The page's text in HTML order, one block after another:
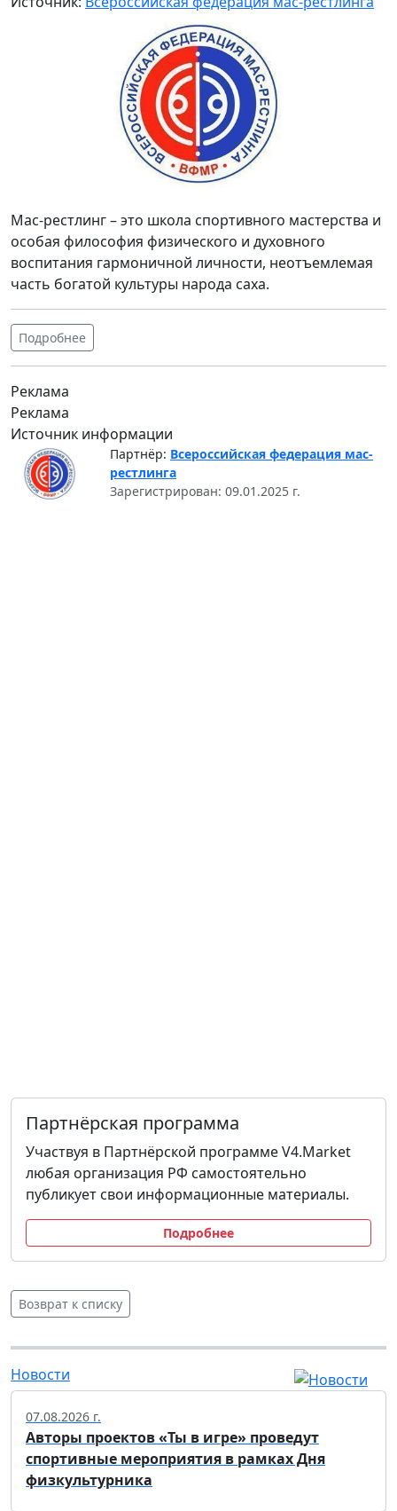
Мас-рестлинг – это школа спортивного мастерства и
особая философия физического и духовного
воспитания гармоничной личности, неотъемлемая
часть богатой культуры народа саха.
Подробнее
Реклама
Реклама
Источник информации
Партнёр: Всероссийская федерация мас-
рестлинга
Зарегистрирован: 09.01.2025 г.
Партнёрская программа
Участвуя в Партнёрской программе V4.Market
любая организация РФ самостоятельно
публикует свои информационные материалы.
Подробнее
Возврат к списку
Новости
07.08.2026 г.
Авторы проектов «Ты в игре» проведут
спортивные мероприятия в рамках Дня
физкультурника